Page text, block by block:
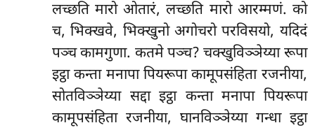
लच्छति मारो ओतारं, लच्छति मारो आरम्मणं. को
च, भिक्खवे, भिक्खुनो अगोचरो परविसयो, यदिदं
पञ्च कामगुणा. कतमे पञ्च? चक्खुविञ्ञेय्या रूपा
इट्ठा कन्ता मनापा पियरूपा कामूपसंहिता रजनीया,
सोतविञ्ञेय्या सद्दा इट्ठा कन्ता मनापा पियरूपा
कामूपसंहिता रजनीया, घानविञ्ञेय्या गन्धा इट्ठा